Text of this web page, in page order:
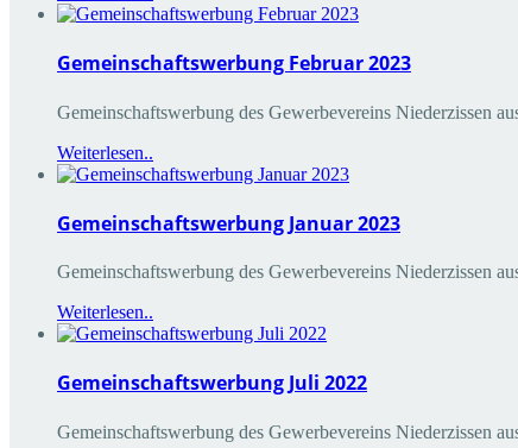
Gemeinschaftswerbung Februar 2023
Gemeinschaftswerbung des Gewerbevereins Niederzissen
Weiterlesen..
Gemeinschaftswerbung Januar 2023
Gemeinschaftswerbung des Gewerbevereins
Weiterlesen..
Gemeinschaftswerbung Juli 2022
Gemeinschaftswerbung des Gewerbevereins Niederzissen